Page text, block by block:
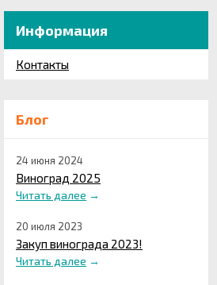
Информация
Контакты
Блог
24 июня 2024
Виноград 2025
Читать далее →
20 июля 2023
Закуп винограда 2023!
Читать далее →